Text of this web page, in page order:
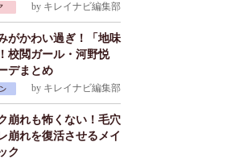
by キレイナビ編集部
がかわい過ぎ！「地味
校閲ガール・河野悦
デまとめ
by キレイナビ編集部
崩れも怖くない！毛穴
崩れを復活させるメイ
ク